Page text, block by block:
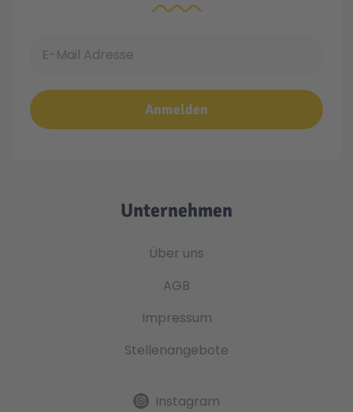
Anmelden
Unternehmen
Über uns
AGB
Impressum
Stellenangebote
Instagram